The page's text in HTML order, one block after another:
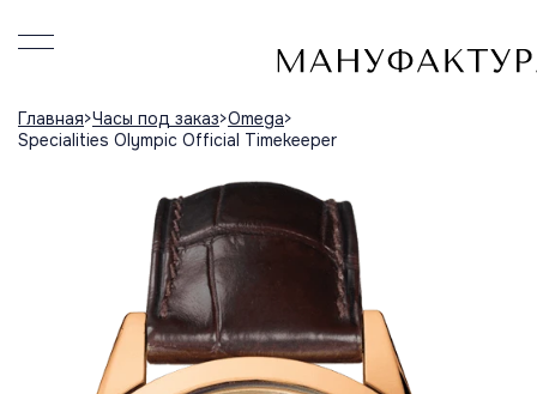
Главная Часы под заказ Omega
Specialities Olympic Official Timekeeper